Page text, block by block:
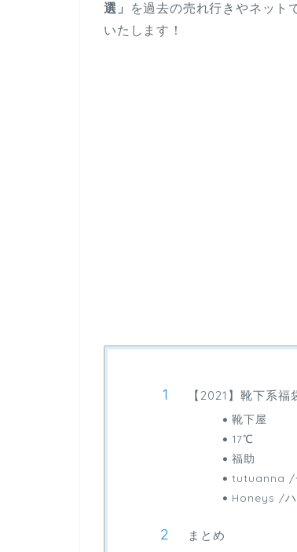
選」
を過去の売れ行きやネット
いたします！
【2021】靴下系
靴下屋
17℃
福助
tutuanna /
Honeys /
まとめ